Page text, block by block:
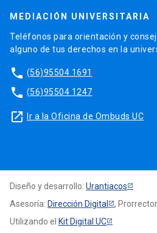
MEDIACIÓN UNIVERSITARIA
Teléfonos para orientación y
alguno de tus derechos en la
phone (56)95504 1691
phone (56)95504 1247
launch Ir a la Oficina de Ombuds UC
Diseño y desarrollo: Urantiacos
Asesoría: Dirección Digital
,
Utilizando el Kit Digital UC